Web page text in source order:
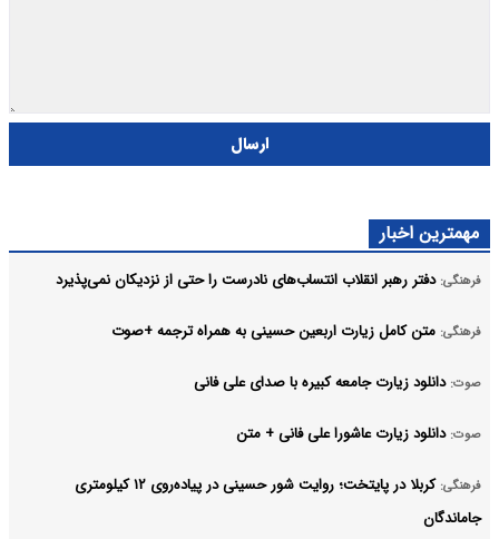
ارسال
مهمترین اخبار
فرهنگی: دفتر رهبر انقلاب انتساب‌های نادرست را حتی از نزدیکان نمی‌پذیرد
فرهنگی: متن کامل زیارت اربعین حسینی به همراه ترجمه +صوت
صوت: دانلود زیارت جامعه کبیره با صدای علی فانی
صوت: دانلود زیارت عاشورا علی فانی + متن
فرهنگی:
کربلا در پایتخت؛ روایت شور حسینی در پیاده‌روی ۱۲ کیلومتری
جاماندگان